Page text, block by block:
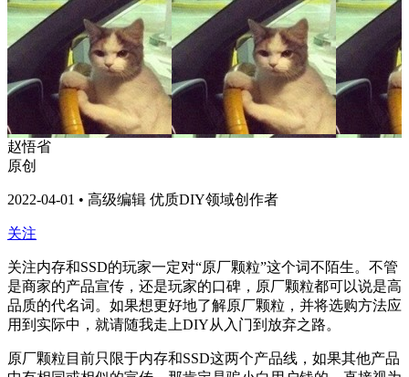
赵悟省
原创
2022-04-01 • 高级编辑 优质DIY领域创作者
关注
关注内存和SSD的玩家一定对“原厂颗粒”这个词不陌生。不管
是商家的产品宣传，还是玩家的口碑，原厂颗粒都可以说是高
品质的代名词。如果想更好地了解原厂颗粒，并将选购方法应
用到实际中，就请随我走上DIY从入门到放弃之路。
原厂颗粒目前只限于内存和SSD这两个产品线，如果其他产品